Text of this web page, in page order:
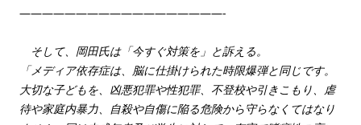
——————————————————-
そして、岡田氏は「今すぐ対策を」と訴える。
「メディア依存症は、脳に仕掛けられた時限爆弾と同じです。
大切な子どもを、凶悪犯罪や性犯罪、不登校や引きこもり、虐
待や家庭内暴力、自殺や自傷に陥る危険から守らなくてはなり